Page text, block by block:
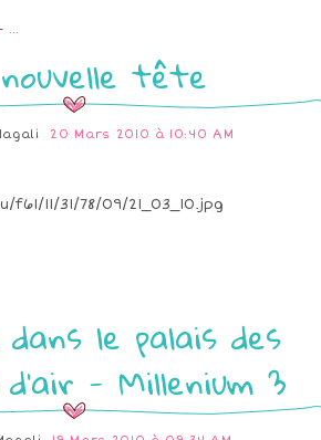
- …
tête
20 Mars 2010 à 10:40 AM
le palais des
- Millenium 3